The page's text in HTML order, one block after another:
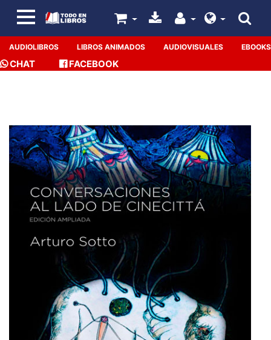
AUDIOLIBROS LIBROS ANIMADOS AUDIOVISUALES EBOOKS
CHAT FACEBOOK